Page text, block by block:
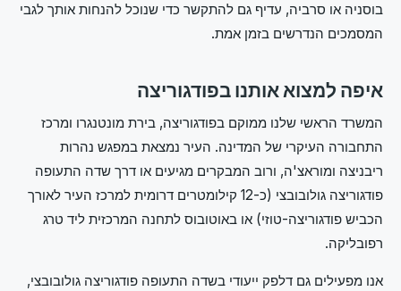
בוסניה או סרביה, עדיף גם להתקשר כדי שנוכל להנחות אותך לגבי
המסמכים הנדרשים בזמן אמת.
איפה למצוא אותנו בפודגוריצה
המשרד הראשי שלנו ממוקם בפודגוריצה, בירת מונטנגרו ומרכז
התחבורה העיקרי של המדינה. העיר נמצאת במפגש נהרות
ריבניצה ומוראצ'ה, ורוב המבקרים מגיעים או דרך שדה התעופה
פודגוריצה גולובובצי (כ-12 קילומטרים דרומית למרכז העיר לאורך
הכביש פודגוריצה-טוזי) או באוטובוס לתחנה המרכזית ליד טרג
רפובליקה.
אנו מפעילים גם דלפק ייעודי בשדה התעופה פודגוריצה גולובובצי,